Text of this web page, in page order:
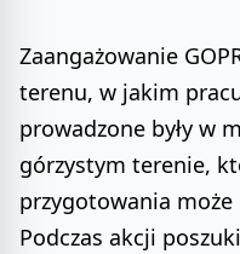
Zaangażowanie
terenu, w jakim
prowadzone były w
górzystym terenie,
przygotowania może
Podczas akcji